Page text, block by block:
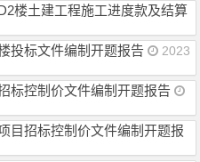
楼土建工程施工进度款及结算
投标文件编制开题报告
2023
标控制价文件编制开题报告
目招标控制价文件编制开题报